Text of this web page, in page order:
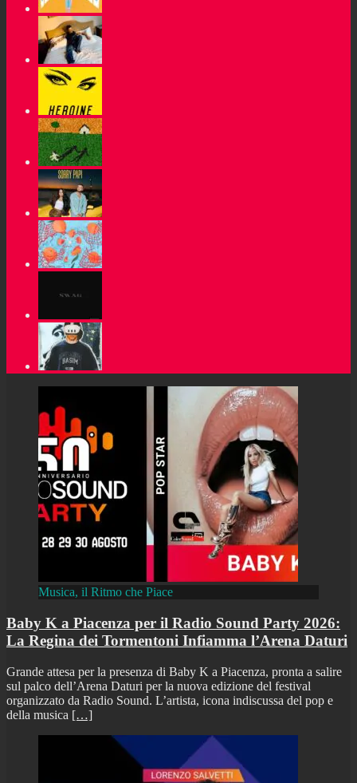
Musica, il Ritmo che Piace
Baby K a Piacenza per il Radio Sound Party 2026:
La Regina dei Tormentoni Infiamma l’Arena Daturi
Grande attesa per la presenza di Baby K a Piacenza, pronta a salire
sul palco dell’Arena Daturi per la nuova edizione del festival
organizzato da Radio Sound. L’artista, icona indiscussa del pop e
della musica […]